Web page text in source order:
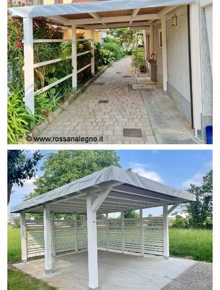
PERGOLA COPERTURA MOBILE